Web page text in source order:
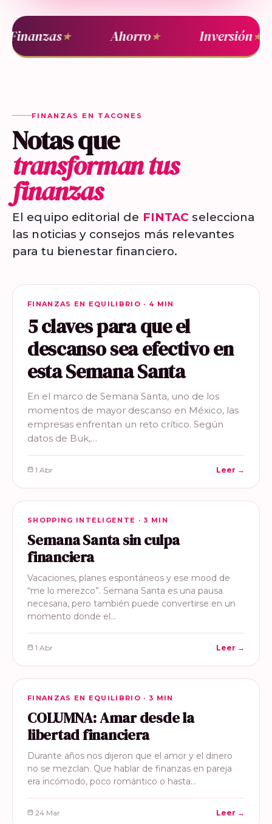
Finanzas★ Ahorro★ Inversión★
FINANZAS EN TACONES
Notas que
transforman tus
finanzas
El equipo editorial de FINTAC selecciona
las noticias y consejos más relevantes
para tu bienestar financiero.
FINANZAS EN EQUILIBRIO
FINANZAS EN EQUILIBRIO · 4 MIN
5 claves para que el
descanso sea efectivo en
esta Semana Santa
En el marco de Semana Santa, uno de los
momentos de mayor descanso en México, las
empresas enfrentan un reto crítico. Según
datos de Buk,…
1 Abr Leer →
SHOPPING INTELIGENTE
SHOPPING INTELIGENTE · 3 MIN
Semana Santa sin culpa
financiera
Vacaciones, planes espontáneos y ese mood de
“me lo merezco”. Semana Santa es una pausa
necesaria, pero también puede convertirse en un
momento donde el…
1 Abr Leer →
FINANZAS EN EQUILIBRIO
FINANZAS EN EQUILIBRIO · 3 MIN
COLUMNA: Amar desde la
libertad financiera
Durante años nos dijeron que el amor y el dinero
no se mezclan. Que hablar de finanzas en pareja
era incómodo, poco romántico o hasta…
24 Mar Leer →